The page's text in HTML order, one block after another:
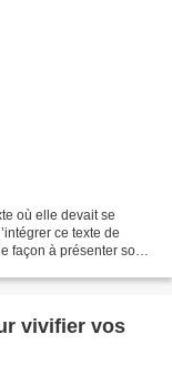
où elle devait se
ce texte de
façon à présenter son
vivifier vos